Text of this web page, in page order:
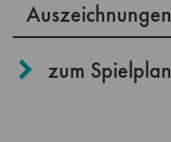
Auszeichnungen
zum Spielplan